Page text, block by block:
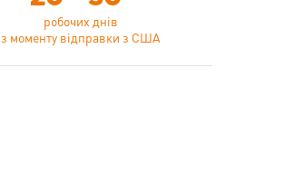
робочих днів
з моменту відправки з США